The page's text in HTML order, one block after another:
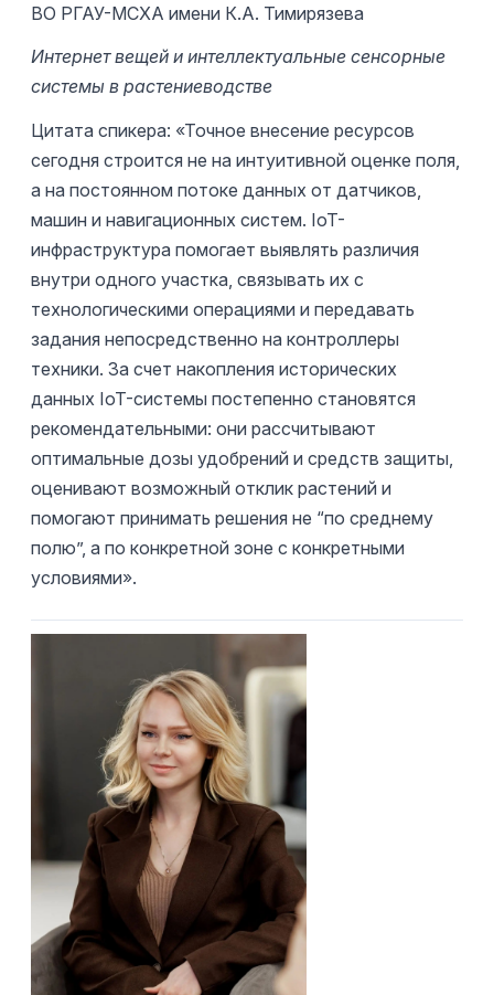
ВО РГАУ-МСХА имени К.А. Тимирязева
Интернет вещей и интеллектуальные сенсорные
системы в растениеводстве
Цитата спикера: «Точное внесение ресурсов
сегодня строится не на интуитивной оценке поля,
а на постоянном потоке данных от датчиков,
машин и навигационных систем. IoT-
инфраструктура помогает выявлять различия
внутри одного участка, связывать их с
технологическими операциями и передавать
задания непосредственно на контроллеры
техники. За счет накопления исторических
данных IoT-системы постепенно становятся
рекомендательными: они рассчитывают
оптимальные дозы удобрений и средств защиты,
оценивают возможный отклик растений и
помогают принимать решения не “по среднему
полю”, а по конкретной зоне с конкретными
условиями».